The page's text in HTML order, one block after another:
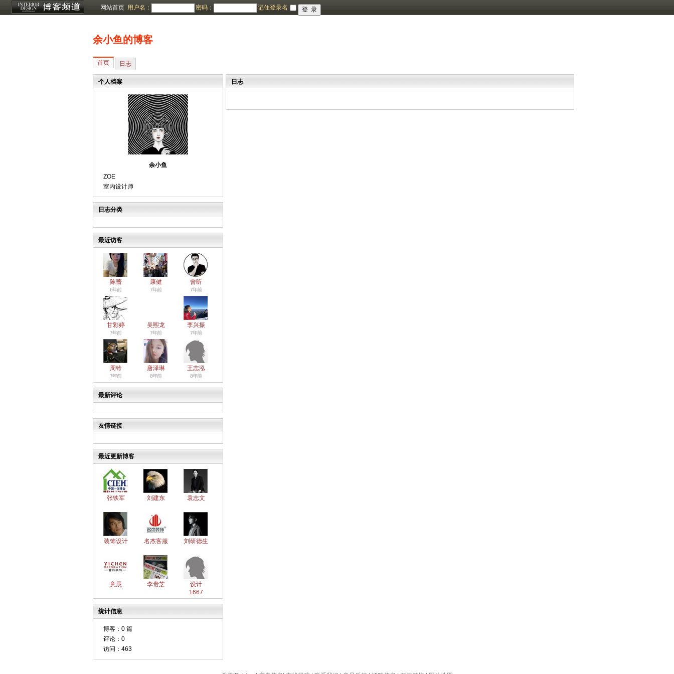
网站首页 用户名： 密码： 记住登录名
余小鱼的博客
首页 日志
个人档案
余小鱼
ZOE
室内设计师
日志分类
最近访客
陈蔷
6年前
康健
7年前
曾昕
7年前
甘彩婷
7年前
吴熙龙
7年前
李兴振
7年前
周铃
7年前
唐泽琳
8年前
王志泓
8年前
最新评论
友情链接
最近更新博客
张铁军 刘建东 袁志文
装饰设计 名杰客服 刘研德生
意辰 李贵芝
设计
1667
统计信息
博客： 0 篇
评论： 0
访问： 463
日志